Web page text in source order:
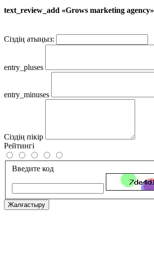
text_review_add «Grows marketing agency»
Сіздің атыңыз:
entry_pluses
entry_minuses
Сіздің пікір
Рейтингі
Введите код
Жалғастыру